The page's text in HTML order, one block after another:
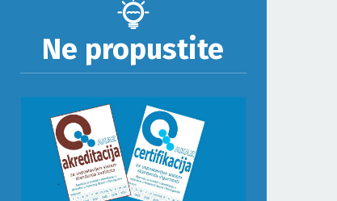
Ne propustite